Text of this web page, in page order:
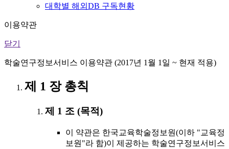
대학별 해외DB 구독현황
이용약관
닫기
학술연구정보서비스 이용약관 (2017년 1월 1일 ~ 현재 적용)
제 1 장 총칙
제 1 조 (목적)
이 약관은 한국교육학술정보원(이하 "교육정
보원"라 함)이 제공하는 학술연구정보서비스